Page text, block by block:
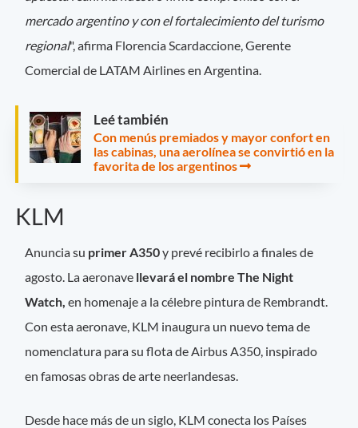
mercado argentino y con el fortalecimiento del turismo
regional", afirma Florencia Scardaccione, Gerente
Comercial de LATAM Airlines en Argentina.
Leé también
Con menús premiados y mayor confort en
las cabinas, una aerolínea se convirtió en la
favorita de los argentinos
KLM
Anuncia su primer A350y prevé recibirlo a finales de
agosto. La aeronave llevará el nombre The Night
Watch, en homenaje a la célebre pintura de Rembrandt.
Con esta aeronave, KLM inaugura un nuevo tema de
nomenclatura para su flota de Airbus A350, inspirado
en famosas obras de arte neerlandesas.
Desde hace más de un siglo, KLM conecta los Países